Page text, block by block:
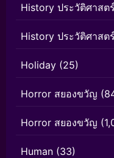
History ประวัติศาสตร์
History ประวัติศาสตร์
Holiday (25)
Horror สยองขวัญ
Horror สยองขวัญ
Human (33)